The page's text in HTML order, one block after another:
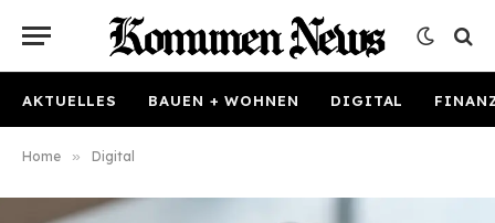
AKTUELLES BAUEN + WOHNEN DIGITAL
Home » Digital